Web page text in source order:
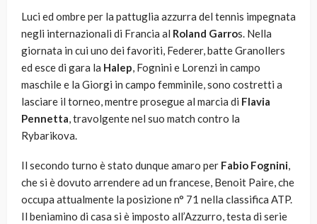
Luci ed ombre per la pattuglia azzurra del tennis impegnata
negli internazionali di Francia al Roland Garros. Nella
giornata in cui uno dei favoriti, Federer, batte Granollers
ed esce di gara la Halep, Fognini e Lorenzi in campo
maschile e la Giorgi in campo femminile, sono costretti a
lasciare il torneo, mentre prosegue al marcia di Flavia
Pennetta, travolgente nel suo match contro la
Rybarikova.
Il secondo turno è stato dunque amaro per Fabio Fognini,
che si è dovuto arrendere ad un francese, Benoit Paire, che
occupa attualmente la posizione n° 71 nella classifica ATP.
Il beniamino di casa si è imposto all’Azzurro, testa di serie